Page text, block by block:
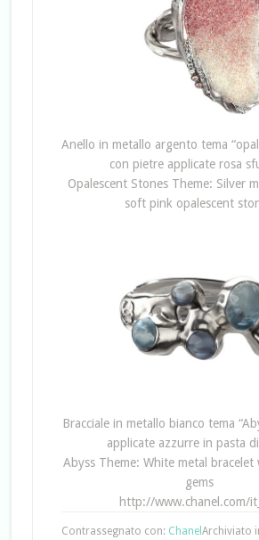
Anello in metallo argento tema
con pietre applicate rosa
Opalescent Stones Theme: Silver
soft pink opalescent
Bracciale in metallo bianco tema
applicate azzurre in pasta
Abyss Theme: White metal
gems
http://www.chanel.com/
Archiviato
Contrassegnato con: Chanel